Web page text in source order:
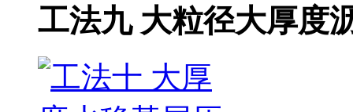
工法九 大粒径大厚度